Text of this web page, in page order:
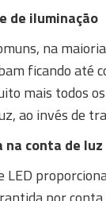
de iluminação
na
ficando até
mais todos
ao invés de
na conta de luz
LED